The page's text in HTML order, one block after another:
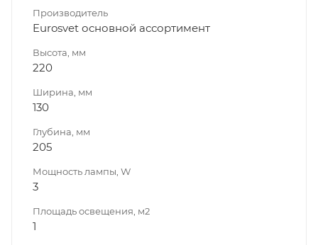
Производитель
Eurosvet основной ассортимент
Высота, мм
220
Ширина, мм
130
Глубина, мм
205
Мощность лампы, W
3
Площадь освещения, м2
1